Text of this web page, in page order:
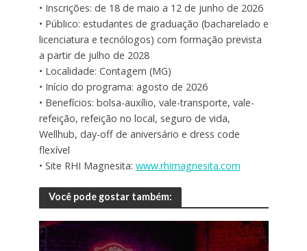
• Inscrições: de 18 de maio a 12 de junho de 2026
• Público: estudantes de graduação (bacharelado e
licenciatura e tecnólogos) com formação prevista
a partir de julho de 2028
• Localidade: Contagem (MG)
• Início do programa: agosto de 2026
• Benefícios: bolsa-auxílio, vale-transporte, vale-
refeição, refeição no local, seguro de vida,
Wellhub, day-off de aniversário e dress code
flexível
• Site RHI Magnesita: www.rhimagnesita.com
Você pode gostar também: